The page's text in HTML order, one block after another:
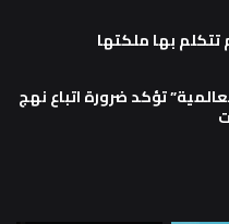
تتكلم بها ملكتها
تؤكد ضرورة اتباع نهج